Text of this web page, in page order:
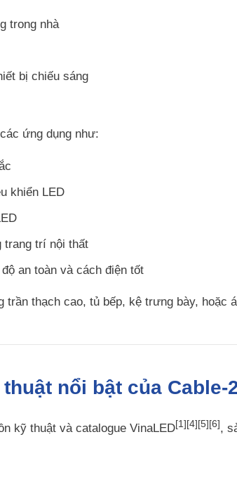
trong nhà
bị chiếu sáng
ứng dụng như:
khiển LED
trang trí nội thất
an toàn và cách điện tốt
trần thạch cao, tủ bếp, kệ trưng bày,
nổi bật của Cable-
kỹ thuật và catalogue VinaLED[1][4][5][6],